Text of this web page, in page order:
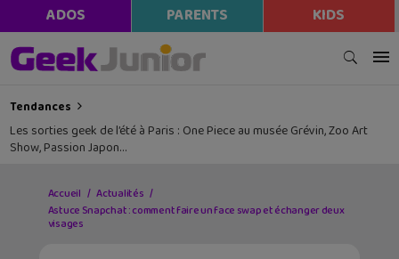
ADOS PARENTS KIDS
Tendances
Les sorties geek de l’été à Paris : One Piece au musée Grévin, Zoo Art
Show, Passion Japon…
Accueil
Actualités
Astuce Snapchat : comment faire un face swap et échanger deux
visages